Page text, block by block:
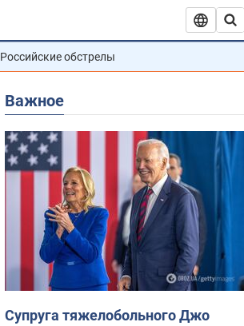
Российские обстрелы
Важное
Супруга тяжелобольного Джо